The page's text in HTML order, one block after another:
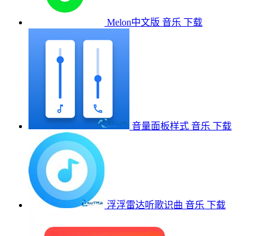
Melon中文版 音乐 下载
音量面板样式 音乐 下载
浮浮雷达听歌识曲 音乐 下载